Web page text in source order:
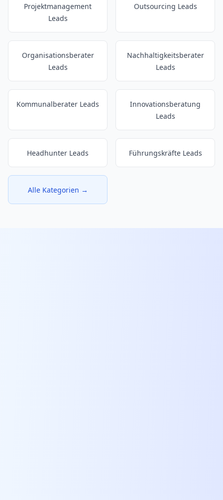
Projektmanagement
Leads
Outsourcing Leads
Organisationsberater
Leads
Nachhaltigkeitsberater
Leads
Kommunalberater Leads
Innovationsberatung
Leads
Headhunter Leads Führungskräfte Leads
Alle Kategorien →